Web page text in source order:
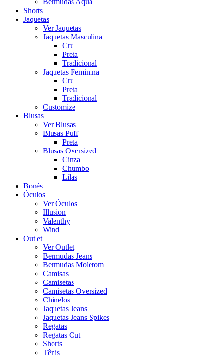
Bermudas Aqua
Shorts
Jaquetas
Ver Jaquetas
Jaquetas Masculina
Cru
Preta
Tradicional
Jaquetas Feminina
Cru
Preta
Tradicional
Customize
Blusas
Ver Blusas
Blusas Puff
Preta
Blusas Oversized
Cinza
Chumbo
Lilás
Bonés
Óculos
Ver Óculos
Illusion
Valenthy
Wind
Outlet
Ver Outlet
Bermudas Jeans
Bermudas Moletom
Camisas
Camisetas
Camisetas Oversized
Chinelos
Jaquetas Jeans
Jaquetas Jeans Spikes
Regatas
Regatas Cut
Shorts
Tênis